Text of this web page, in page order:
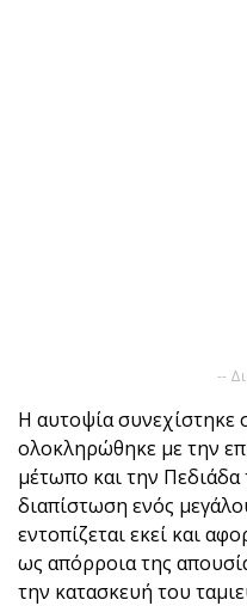
--
Η αυτοψία
ολοκληρώθηκε με την
μέτωπο και την
διαπίστωση ενός
εντοπίζεται εκεί και
ως απόρροια της
την κατασκευή του